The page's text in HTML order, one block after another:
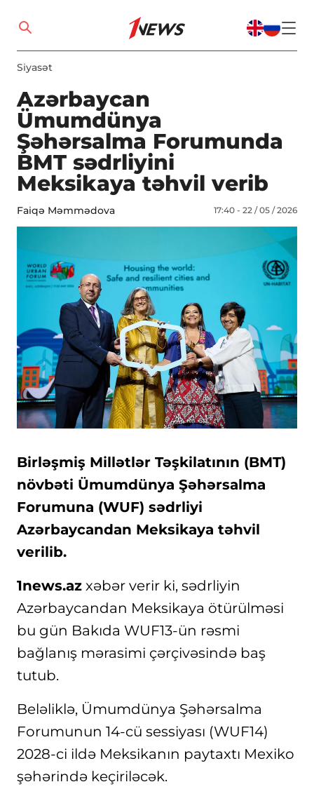
Siyasət
Azərbaycan
Ümumdünya
Şəhərsalma Forumunda
BMT sədrliyini
Meksikaya təhvil verib
Faiqə Məmmədova 17:40 - 22 / 05 / 2026
Birləşmiş Millətlər Təşkilatının (BMT)
növbəti Ümumdünya Şəhərsalma
Forumuna (WUF) sədrliyi
Azərbaycandan Meksikaya təhvil
verilib.
1news.az xəbər verir ki, sədrliyin
Azərbaycandan Meksikaya ötürülməsi
bu gün Bakıda WUF13-ün rəsmi
bağlanış mərasimi çərçivəsində baş
tutub.
Beləliklə, Ümumdünya Şəhərsalma
Forumunun 14-cü sessiyası (WUF14)
2028-ci ildə Meksikanın paytaxtı Mexiko
şəhərində keçiriləcək.